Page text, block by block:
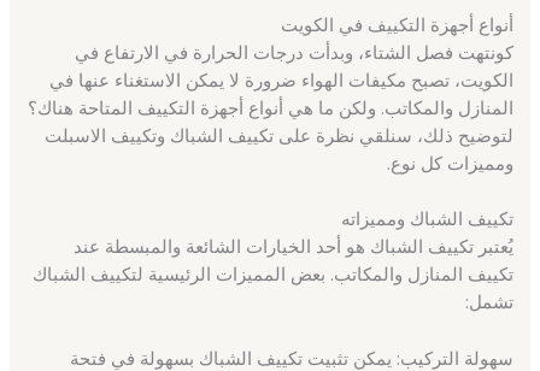
أنواع أجهزة التكييف في الكويت
كونتهت فصل الشتاء، وبدأت درجات الحرارة في الارتفاع في
الكويت، تصبح مكيفات الهواء ضرورة لا يمكن الاستغناء عنها في
المنازل والمكاتب. ولكن ما هي أنواع أجهزة التكييف المتاحة هناك؟
لتوضيح ذلك، سنلقي نظرة على تكييف الشباك وتكييف الاسبلت
ومميزات كل نوع.
تكييف الشباك ومميزاته
يُعتبر تكييف الشباك هو أحد الخيارات الشائعة والمبسطة عند
تكييف المنازل والمكاتب. بعض المميزات الرئيسية لتكييف الشباك
تشمل:
سهولة التركيب: يمكن تثبيت تكييف الشباك بسهولة في فتحة